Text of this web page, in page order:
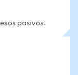
pasivos.